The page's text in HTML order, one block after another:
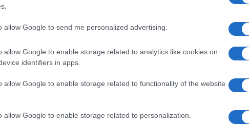
allow Google to send me personalized advertising.
allow Google to enable storage related to analytics like cookies on
identifiers in apps.
allow Google to enable storage related to functionality of the website
allow Google to enable storage related to personalization.
infatti dapprima impattato con la tenda
poi il suo volo sul parabrezza di un’auto parcheggiata.
è tuttora ricoverato in
prognosi riservata
per
ha invece avuto fuga breve: identificato grazie
e al racconto, pur sommario, della vittima, è stato
fermato per
e trasferito nel carcere di
fermo da parte del Gip del Tribunale di Roma.
Successiva